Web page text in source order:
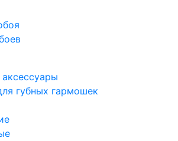
губных гармошек